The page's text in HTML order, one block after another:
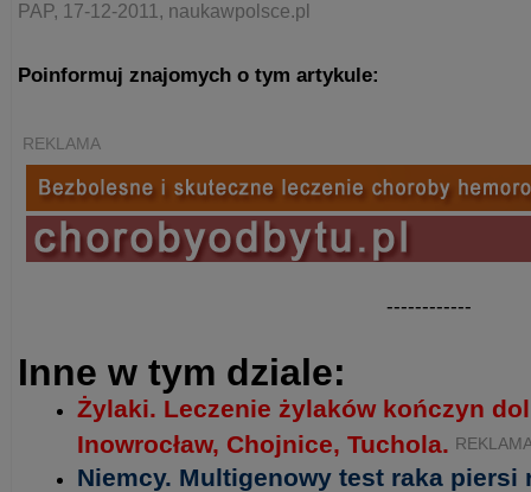
PAP, 17-12-2011, naukawpolsce.pl
Poinformuj znajomych o tym artykule:
REKLAMA
------------
Inne w tym dziale:
Żylaki. Leczenie żylaków kończyn
Inowrocław, Chojnice, Tuchola.
Niemcy. Multigenowy test raka piersi